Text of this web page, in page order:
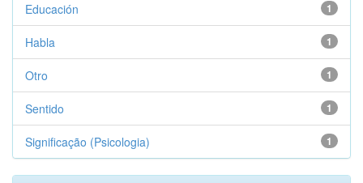
1
Educación
1
Habla
1
Otro
1
Sentido
1
Significação (Psicologia)